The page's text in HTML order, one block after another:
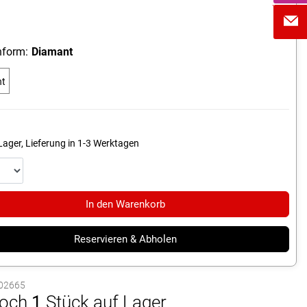
Diamant
Lieferung in 1-3 Werktagen
In den Warenkorb
Reservieren & Abholen
1 Stück auf Lager